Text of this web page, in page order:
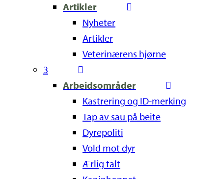
Artikler
Nyheter
Artikler
Veterinærens hjørne
3
Arbeidsområder
Kastrering og ID-merking
Tap av sau på beite
Dyrepoliti
Vold mot dyr
Ærlig talt